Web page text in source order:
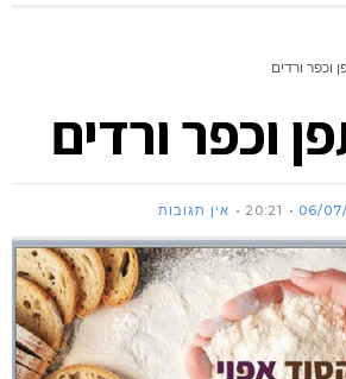
וכפר ורדים
וכפר ורדים
06/
20:21 אין תגובות